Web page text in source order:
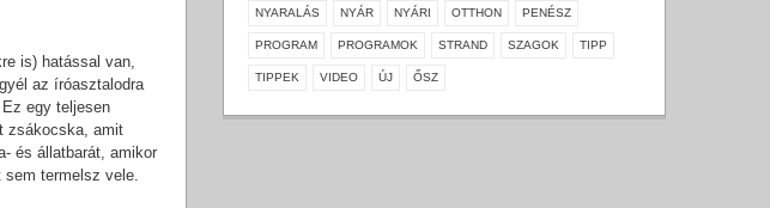
is) hatással van,
az íróasztalodra
egy teljesen
zsákocska, amit
és állatbarát, amikor
termelsz vele.
NYARALÁS NYÁR NYÁRI OTTHON PENÉSZ
PROGRAM PROGRAMOK STRAND SZAGOK TIPP
TIPPEK VIDEO ÚJ ŐSZ